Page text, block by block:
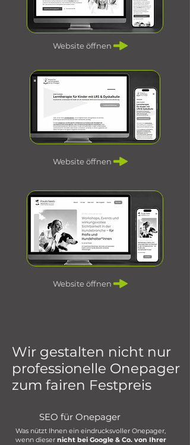
Website öffnen
Website öffnen
Website öffnen
Wir gestalten nicht nur
professionelle Onepager
zum fairen Festpreis
SEO für Onepager
Was nützt Ihnen ein eindrucksvoller Onepager,
wenn dieser nicht bei Google & Co. von Ihrer